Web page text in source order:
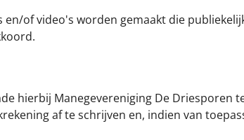
of video's worden gemaakt die
hierbij Manegevereniging De Driesporen
af te schrijven en, indien van